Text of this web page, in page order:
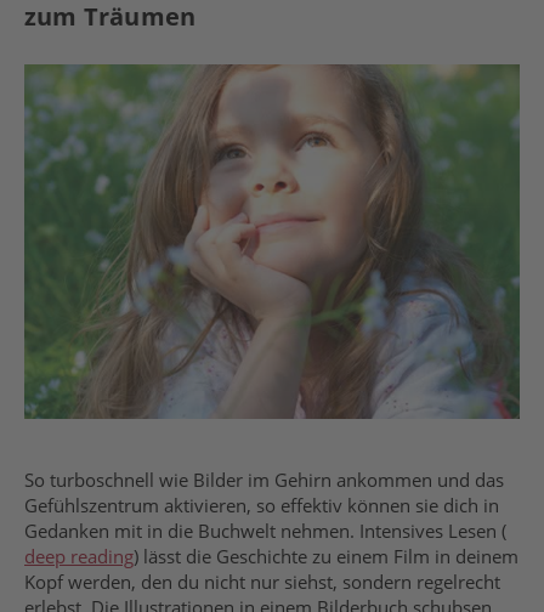
zum Träumen
So turboschnell wie Bilder im Gehirn ankommen und das
Gefühlszentrum aktivieren, so effektiv können sie dich in
Gedanken mit in die Buchwelt nehmen. Intensives Lesen (
deep reading) lässt die Geschichte zu einem Film in deinem
Kopf werden, den du nicht nur siehst, sondern regelrecht
erlebst. Die Illustrationen in einem Bilderbuch schubsen